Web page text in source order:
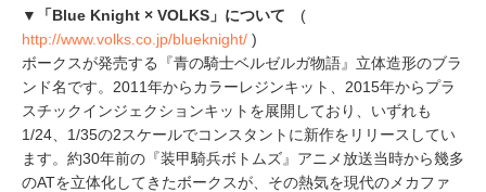
▼「Blue Knight × VOLKS」について (
http://www.volks.co.jp/blueknight/ )
ボークスが発売する『青の騎士ベルゼルガ物語』立体造形のブラ
ンド名です。2011年からカラーレジンキット、2015年からプラ
スチックインジェクションキットを展開しており、いずれも
1/24、1/35の2スケールでコンスタントに新作をリリースしてい
ます。約30年前の『装甲騎兵ボトムズ』アニメ放送当時から幾多
のATを立体化してきたボークスが、その熱気を現代のメカファ